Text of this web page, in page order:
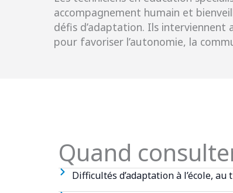
accompagnement humain et
défis d’adaptation. Ils interviennent
pour favoriser l’autonomie, la
Quand
Difficultés d’adaptation à l’école,